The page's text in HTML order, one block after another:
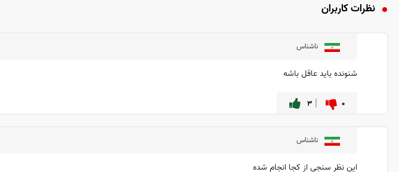
نظرات کاربران
ناشناس
شنونده باید عاقل باشه
۰ ۳
ناشناس
این نظر سنجی از کجا انجام شده